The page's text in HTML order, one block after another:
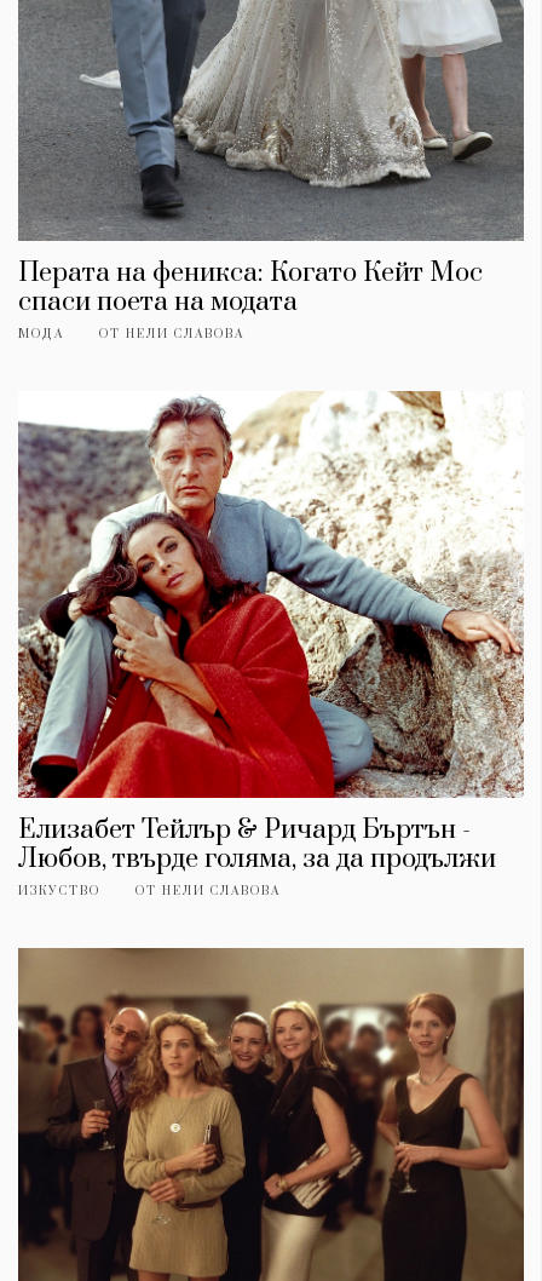
Перата на феникса: Когато Кейт Мос
спаси поета на модата
МОДА ОТ НЕЛИ СЛАВОВА
Елизабет Тейлър & Ричард Бъртън -
Любов, твърде голяма, за да продължи
ИЗКУСТВО ОТ НЕЛИ СЛАВОВА